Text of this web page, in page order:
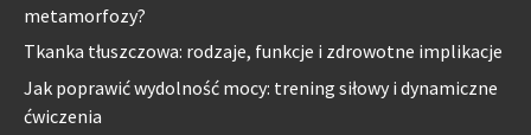
metamorfozy?
Tkanka tłuszczowa: rodzaje, funkcje i zdrowotne implikacje
Jak poprawić wydolność mocy: trening siłowy i dynamiczne
ćwiczenia